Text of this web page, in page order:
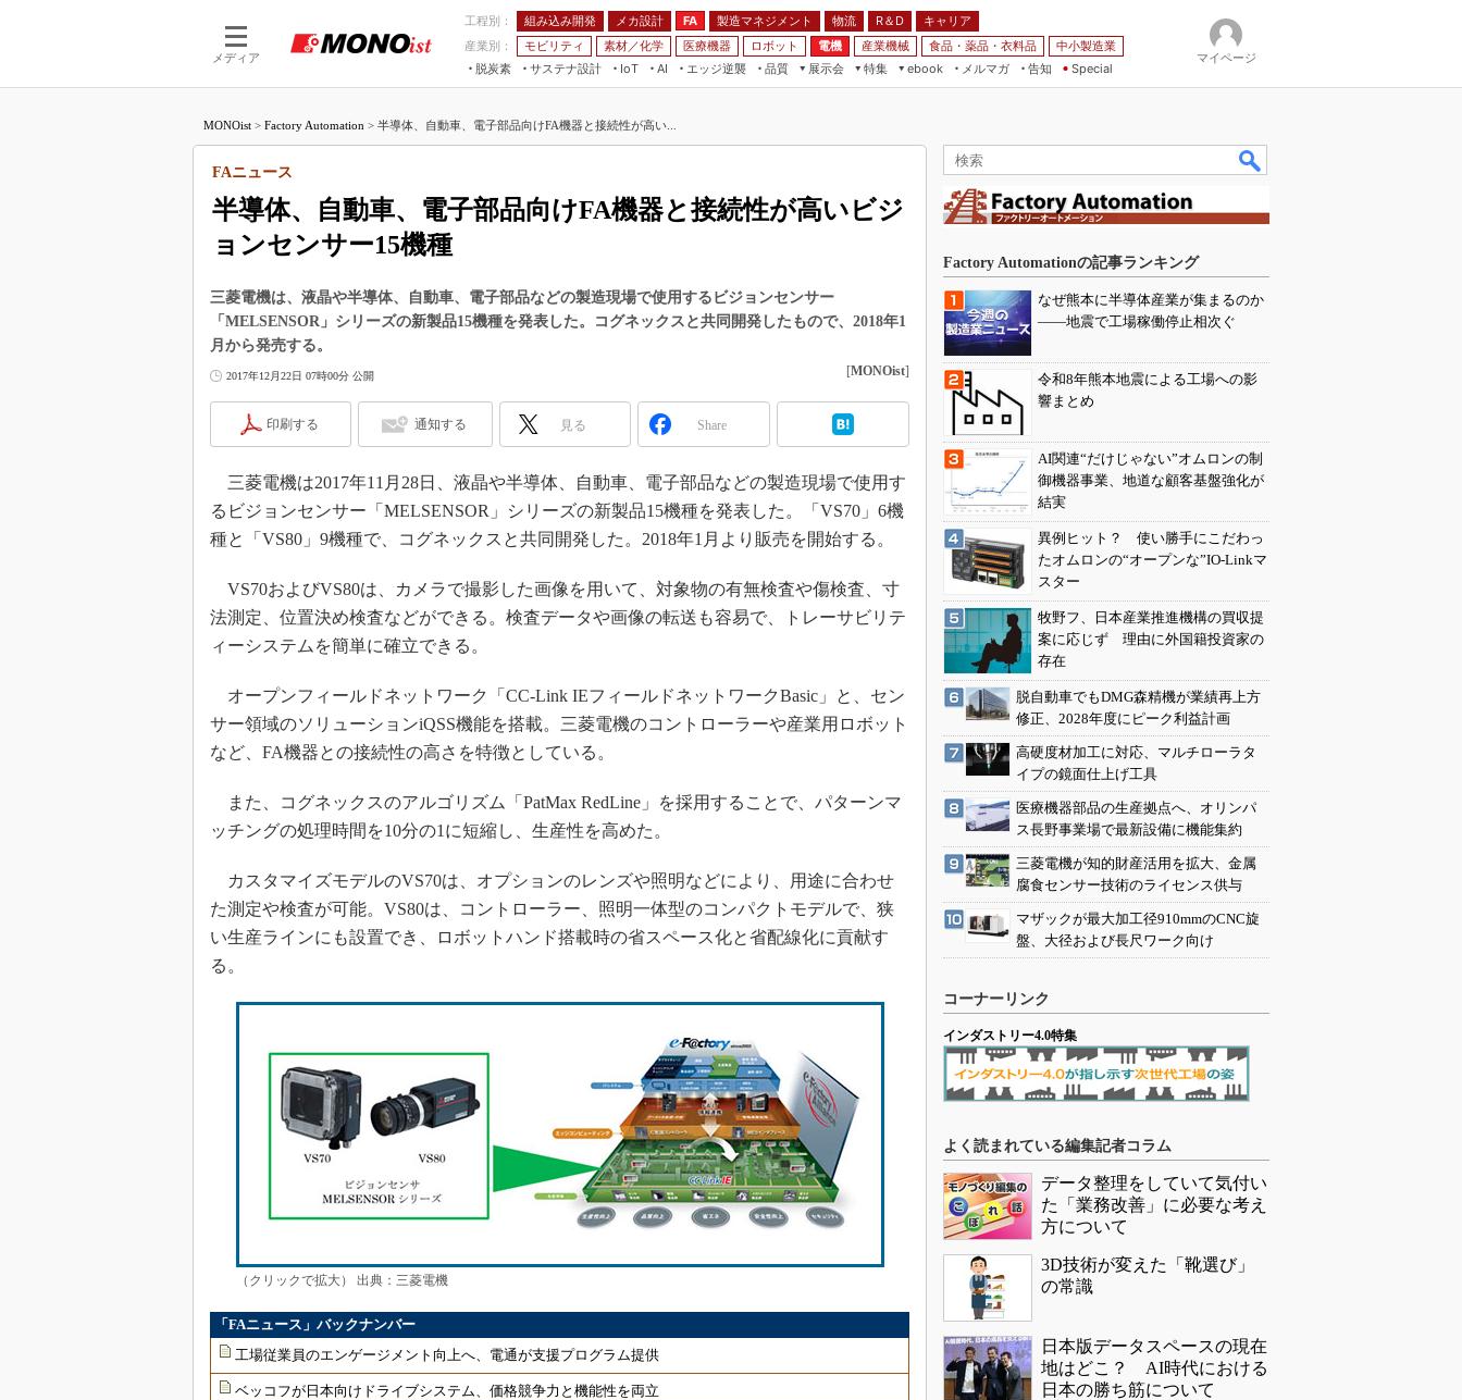
メディア
工程別： 組み込み開発 メカ設計 FA 製造マネジメント 物流 R＆D
キャリア
産業別：
モビリティ 素材／化学 医療機器 ロボット 電機 産業機械 食品・薬品・衣料品
中小製造業
脱炭素
サステナ設計
IoT
つながる工場
AI
AI×設備保全
エッジ逆襲 品質
展示会
JIMTOF
IIFES
TECHNO-FRONTIER
EdgeTech+
日本ものづくりワールド
AUTOMOTIVE WORLD
産業オープンネット展
特集
つながるクルマ
VR／AR
フィールドサービス
組み込み画像技術
組み込みモデリング
ISO26262
3Dプリンタ
デジタルツインとCAE
インダストリー4.0
イノベーション
メイドインジャパン
植物工場
海外生産
グローバル設計・開発
新型コロナへの対応
ebook
FA
モビリティ
メルマガ
告知 Special
マイページ
MONOist > Factory Automation > 半導体、自動車、電子部品向けFA機器と接続性が高い...
半導体、自動車、電子部品向けFA機器と接続性が高いビジ
ョンセンサー15機種
FAニュース
三菱電機は、液晶や半導体、自動車、電子部品などの製造現場で使用するビジョンセンサー
「MELSENSOR」シリーズの新製品15機種を発表した。コグネックスと共同開発したもので、2018年1
月から発売する。
2017年12月22日 07時00分 公開 [MONOist]
印刷する 通知する 見る Share
三菱電機は2017年11月28日、液晶や半導体、自動車、電子部品などの製造現場で使用す
るビジョンセンサー「MELSENSOR」シリーズの新製品15機種を発表した。「VS70」6機
種と「VS80」9機種で、コグネックスと共同開発した。2018年1月より販売を開始する。
VS70およびVS80は、カメラで撮影した画像を用いて、対象物の有無検査や傷検査、寸
法測定、位置決め検査などができる。検査データや画像の転送も容易で、トレーサビリテ
ィーシステムを簡単に確立できる。
オープンフィールドネットワーク「CC-Link IEフィールドネットワークBasic」と、セン
サー領域のソリューションiQSS機能を搭載。三菱電機のコントローラーや産業用ロボット
など、FA機器との接続性の高さを特徴としている。
また、コグネックスのアルゴリズム「PatMax RedLine」を採用することで、パターンマ
ッチングの処理時間を10分の1に短縮し、生産性を高めた。
カスタマイズモデルのVS70は、オプションのレンズや照明などにより、用途に合わせ
た測定や検査が可能。VS80は、コントローラー、照明一体型のコンパクトモデルで、狭
い生産ラインにも設置でき、ロボットハンド搭載時の省スペース化と省配線化に貢献す
る。
（クリックで拡大） 出典：三菱電機
「FAニュース」バックナンバー
工場従業員のエンゲージメント向上へ、電通が支援プログラム提供
ベッコフが日本向けドライブシステム、価格競争力と機能性を両立
Factory Automationの記事ランキング
なぜ熊本に半導体産業が集まるのか
――地震で工場稼働停止相次ぐ
令和8年熊本地震による工場への影
響まとめ
AI関連“だけじゃない”オムロンの制
御機器事業、地道な顧客基盤強化が
結実
異例ヒット？ 使い勝手にこだわっ
たオムロンの“オープンな”IO-Linkマ
スター
牧野フ、日本産業推進機構の買収提
案に応じず 理由に外国籍投資家の
存在
脱自動車でもDMG森精機が業績再上方
修正、2028年度にピーク利益計画
高硬度材加工に対応、マルチローラタ
イプの鏡面仕上げ工具
医療機器部品の生産拠点へ、オリンパ
ス長野事業場で最新設備に機能集約
三菱電機が知的財産活用を拡大、金属
腐食センサー技術のライセンス供与
マザックが最大加工径910mmのCNC旋
盤、大径および長尺ワーク向け
コーナーリンク
インダストリー4.0特集
よく読まれている編集記者コラム
データ整理をしていて気付い
た「業務改善」に必要な考え
方について
3D技術が変えた「靴選び」
の常識
日本版データスペースの現在
地はどこ？ AI時代における
日本の勝ち筋について